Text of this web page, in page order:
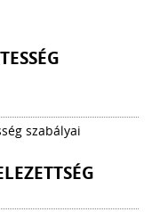
szabályai